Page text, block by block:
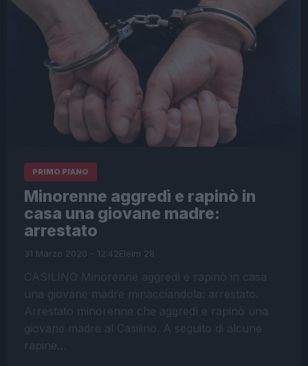
PRIMO PIANO
Minorenne aggredì e rapinò in
casa una giovane madre:
arrestato
31 Marzo 2020 - 12:42Eleim 28
CASILINO Minorenne aggredì e rapinò in casa
una giovane madre minacciandola: arrestato.
Arrestato minorenne che aggredì e rapinò una
giovane madre al Casilino. A seguito di alcune
rapine…